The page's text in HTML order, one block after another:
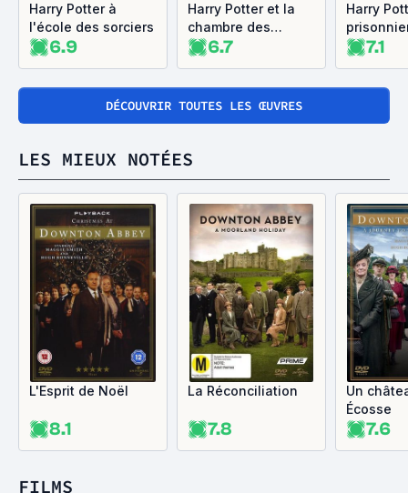
Harry Potter à
l'école des sorciers
6.9
Harry Potter et la
chambre des
secrets
6.7
Harry
7.1
DÉCOUVRIR TOUTES LES ŒUVRES
LES MIEUX NOTÉES
L'Esprit de Noël
8.1
La Réconciliation
7.8
Un
Écosse
7.6
FILMS